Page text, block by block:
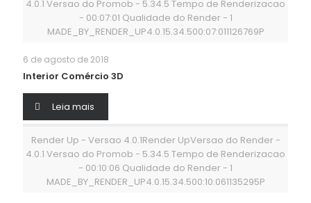
4.0.1 Versao do Promob - 5.34.5 Tempo de Renderizacao
- 00:07:01 Qualidade do Render - 1
MADE_BY_RENDER_UP4.0.15.34.500:07:011126769P
6 de agosto de 2018
Interior Comércio 3D
Leia mais
Render Up - Versao 4.0.1Render UpVersao do Render -
4.0.1 Versao do Promob - 5.34.5 Tempo de Renderizacao
- 00:10:06 Qualidade do Render - 1
MADE_BY_RENDER_UP4.0.15.34.500:10:061135295P